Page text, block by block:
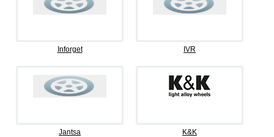
Inforget IVR
Jantsa K&K